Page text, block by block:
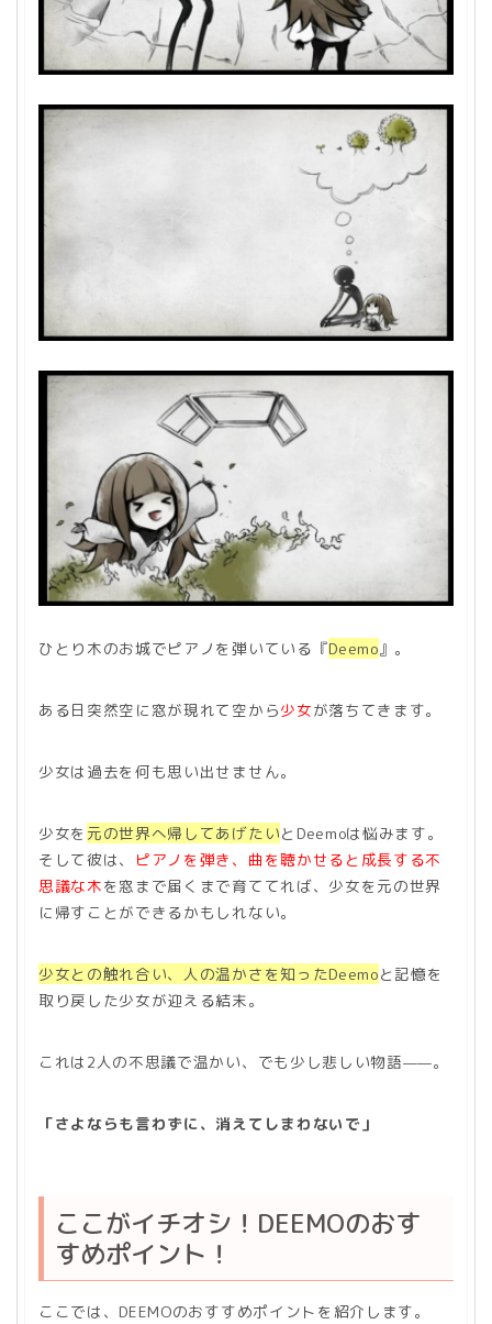
ひとり木のお城でピアノを弾いている『Deemo』。
ある日突然空に窓が現れて空から少女が落ちてきます。
少女は過去を何も思い出せません。
少女を 元の世界へ帰してあげたいとDeemoは悩みます。
そして彼は、
ピアノを弾き、曲を聴かせると成長する不
思議な木を窓まで届くまで育ててれば、少女を元の世界
に帰すことができるかもしれない。
少女との触れ合い、人の温かさを知ったDeemoと記憶を
取り戻した少女が迎える結末。
これは2人の不思議で温かい、でも少し悲しい物語——。
「さよならも言わずに、消えてしまわないで」
ここがイチオシ！DEEMOのおす
すめポイント！
ここでは、DEEMOのおすすめポイントを紹介します。